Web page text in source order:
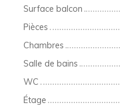
Surface balcon
Pièces
Chambres
Salle de bains
WC
Étage